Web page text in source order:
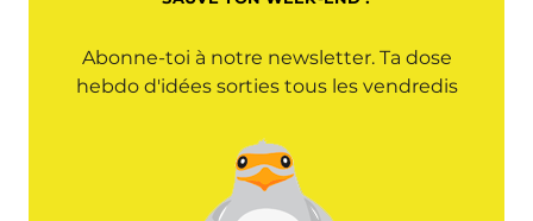
Abonne-toi à notre newsletter. Ta dose
hebdo d'idées sorties tous les vendredis